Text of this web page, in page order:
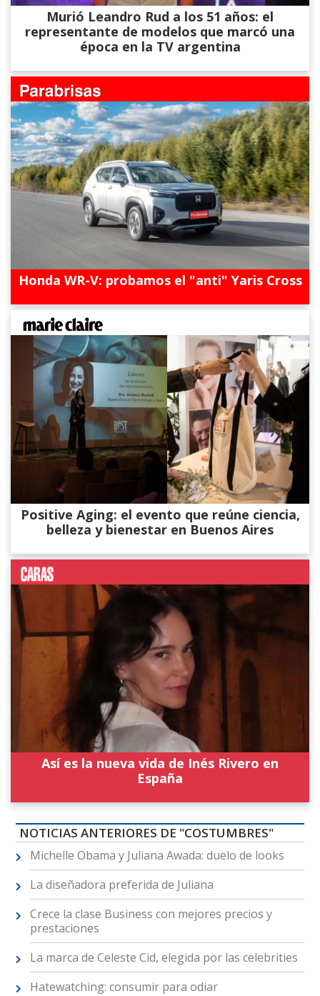
Murió Leandro Rud a los 51 años: el
representante de modelos que marcó una
época en la TV argentina
Honda WR-V: probamos el "anti" Yaris Cross
Positive Aging: el evento que reúne ciencia,
belleza y bienestar en Buenos Aires
Así es la nueva vida de Inés Rivero en
España
NOTICIAS ANTERIORES DE "COSTUMBRES"
Michelle Obama y Juliana Awada: duelo de looks
La diseñadora preferida de Juliana
Crece la clase Business con mejores precios y
prestaciones
La marca de Celeste Cid, elegida por las celebrities
Hatewatching: consumir para odiar